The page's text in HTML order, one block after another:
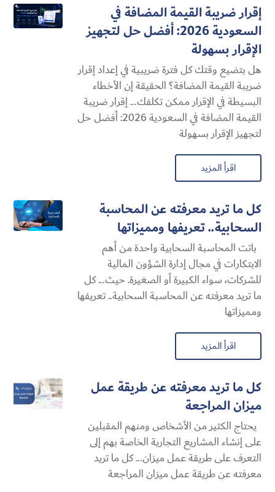
إقرار ضريبة القيمة المضافة في
السعودية 2026: أفضل حل لتجهيز
الإقرار بسهولة
هل بتضيع وقتك كل فترة ضريبية في إعداد إقرار
ضريبة القيمة المضافة؟ الحقيقة إن الأخطاء
البسيطة في الإقرار ممكن تكلفك... إقرار ضريبة
القيمة المضافة في السعودية 2026: أفضل حل
لتجهيز الإقرار بسهولة
اقرأ المزيد
كل ما تريد معرفته عن المحاسبة
السحابية​.. تعريفها ومميزاتها
باتت المحاسبة السحابية​ واحدة من أهم
الابتكارات في مجال إدارة الشؤون المالية
للشركات، سواء الكبيرة أو الصغيرة. حيث... كل
ما تريد معرفته عن المحاسبة السحابية​.. تعريفها
ومميزاتها
اقرأ المزيد
كل ما تريد معرفته عن طريقة عمل
ميزان المراجعة
يحتاج الكثير من الأشخاص ومنهم المقبلين
على إنشاء المشاريع التجارية الخاصة بهم إلى
التعرف على طريقة عمل ميزان... كل ما تريد
معرفته عن طريقة عمل ميزان المراجعة